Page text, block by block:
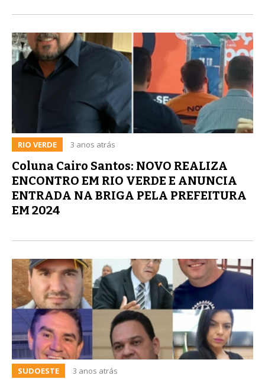
RIO VERDE 3 anos atrás
Coluna Cairo Santos: NOVO REALIZA
ENCONTRO EM RIO VERDE E ANUNCIA
ENTRADA NA BRIGA PELA PREFEITURA
EM 2024
SUDOESTE 3 anos atrás